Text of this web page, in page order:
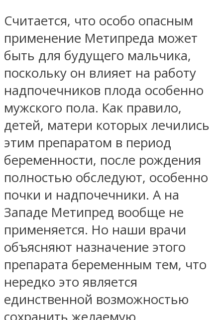
Считается, что особо опасным
применение Метипреда может
быть для будущего мальчика,
поскольку он влияет на работу
надпочечников плода особенно
мужского пола. Как правило,
детей, матери которых лечились
этим препаратом в период
беременности, после рождения
полностью обследуют, особенно
почки и надпочечники. А на
Западе Метипред вообще не
применяется. Но наши врачи
объясняют назначение этого
препарата беременным тем, что
нередко это является
единственной возможностью